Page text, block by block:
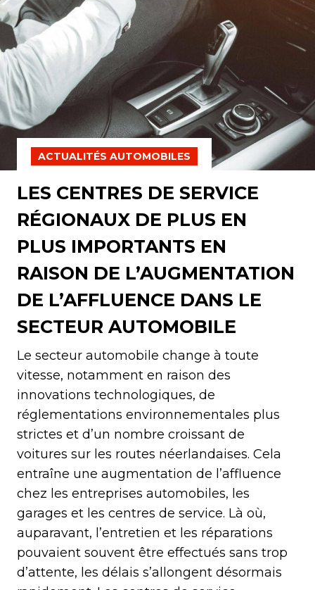
ACTUALITÉS AUTOMOBILES
LES CENTRES DE SERVICE
RÉGIONAUX DE PLUS EN
PLUS IMPORTANTS EN
RAISON DE L’AUGMENTATION
DE L’AFFLUENCE DANS LE
SECTEUR AUTOMOBILE
Le secteur automobile change à toute
vitesse, notamment en raison des
innovations technologiques, de
réglementations environnementales plus
strictes et d’un nombre croissant de
voitures sur les routes néerlandaises. Cela
entraîne une augmentation de l’affluence
chez les entreprises automobiles, les
garages et les centres de service. Là où,
auparavant, l’entretien et les réparations
pouvaient souvent être effectués sans trop
d’attente, les délais s’allongent désormais